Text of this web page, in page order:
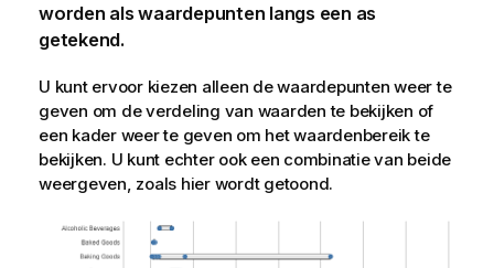
worden als waardepunten langs een as
getekend.
U kunt ervoor kiezen alleen de waardepunten weer te
geven om de verdeling van waarden te bekijken of
een kader weer te geven om het waardenbereik te
bekijken. U kunt echter ook een combinatie van beide
weergeven, zoals hier wordt getoond.